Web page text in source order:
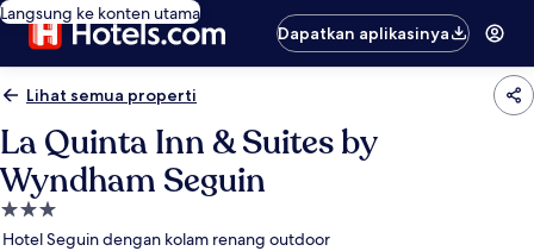
Langsung ke konten utama
Dapatkan aplikasinya
Lihat semua properti
La Quinta Inn & Suites by
Wyndham Seguin
Properti
bintang
Hotel Seguin dengan kolam renang outdoor